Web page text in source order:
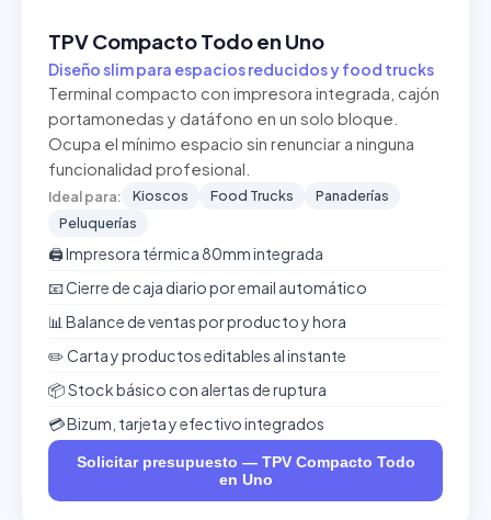
TPV Compacto Todo en Uno
Diseño slim para espacios reducidos y food trucks
Terminal compacto con impresora integrada, cajón
portamonedas y datáfono en un solo bloque.
Ocupa el mínimo espacio sin renunciar a ninguna
funcionalidad profesional.
Ideal para: Kioscos Food Trucks
Panaderías
Peluquerías
🖨️ Impresora térmica 80mm integrada
📧 Cierre de caja diario por email automático
📊 Balance de ventas por producto y hora
✏️ Carta y productos editables al instante
📦 Stock básico con alertas de ruptura
💳 Bizum, tarjeta y efectivo integrados
Solicitar presupuesto — TPV Compacto Todo
en Uno